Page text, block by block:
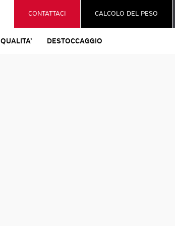
QUALITA’ DESTOCCAGGIO
CONTATTACI CALCOLO DEL PESO